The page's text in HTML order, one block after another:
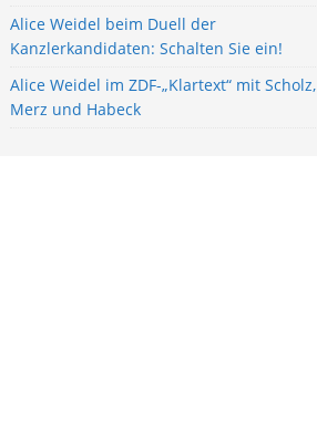
Alice Weidel beim Duell der
Kanzlerkandidaten: Schalten Sie ein!
Alice Weidel im ZDF-„Klartext“ mit Scholz,
Merz und Habeck